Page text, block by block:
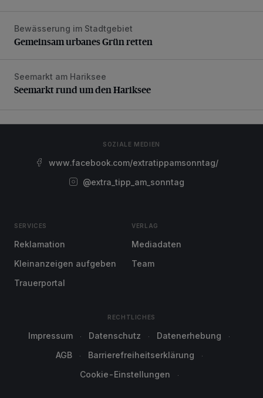
Gemeinsam urbanes Grün retten
Bewässerung im Stadtgebiet
Gemeinsam urbanes Grün retten
Seemarkt rund um den Hariksee
Seemarkt am Hariksee
Seemarkt rund um den Hariksee
SOZIALE MEDIEN
www.facebook.com/extratippamsonntag/
@extra_tipp_am_sonntag
SERVICES
Reklamation
Kleinanzeigen aufgeben
Trauerportal
VERLAG
Mediadaten
Team
RECHTLICHES
Impressum Datenschutz
Datenerhebung
AGB
Barrierefreiheitserklärung
Cookie-Einstellungen